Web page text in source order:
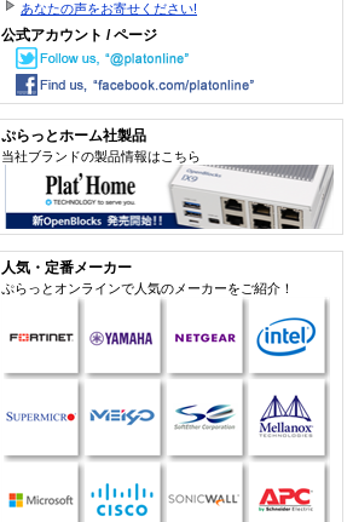
あなたの声をお寄せください!
公式アカウント / ページ
ぷらっとホーム社製品
当社ブランドの製品情報はこちら
人気・定番メーカー
ぷらっとオンラインで人気のメーカーをご紹介！